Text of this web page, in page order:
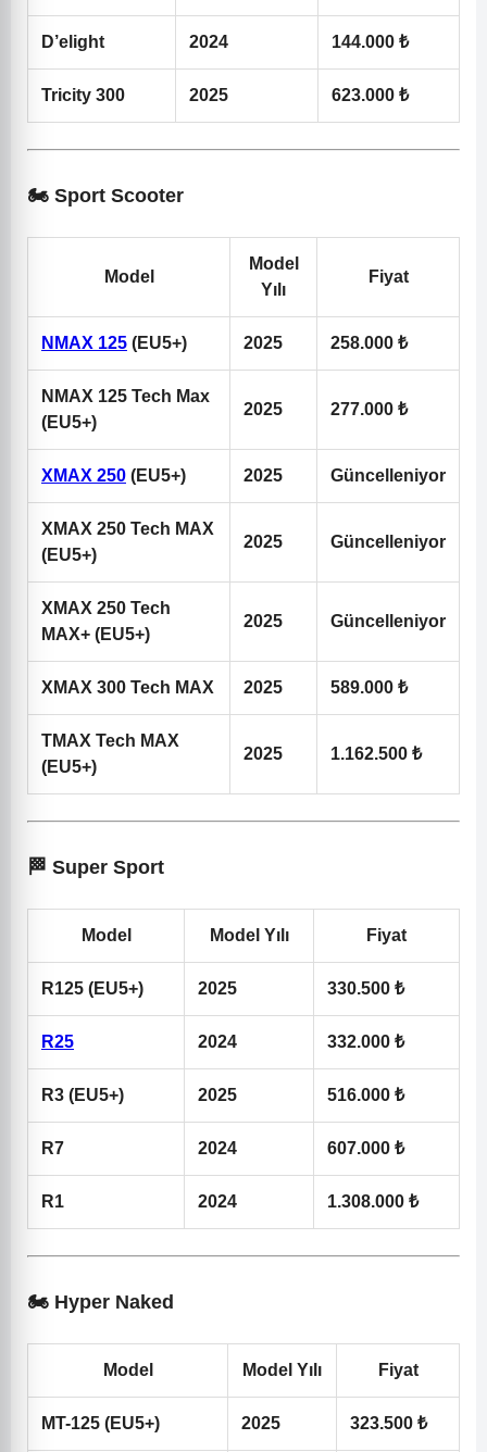
D’elight 2024 144.000 ₺
Tricity 300 2025 623.000 ₺
🏍️ Sport Scooter
Model
Model
Yılı
Fiyat
NMAX 125 (EU5+) 2025 258.000 ₺
NMAX 125 Tech Max
(EU5+)
2025 277.000 ₺
XMAX 250 (EU5+) 2025 Güncelleniyor
XMAX 250 Tech MAX
(EU5+)
2025 Güncelleniyor
XMAX 250 Tech
MAX+ (EU5+)
2025 Güncelleniyor
XMAX 300 Tech MAX 2025 589.000 ₺
TMAX Tech MAX
(EU5+)
2025 1.162.500 ₺
🏁 Super Sport
Model Model Yılı Fiyat
R125 (EU5+) 2025 330.500 ₺
R25 2024 332.000 ₺
R3 (EU5+) 2025 516.000 ₺
R7 2024 607.000 ₺
R1 2024 1.308.000 ₺
🏍️ Hyper Naked
Model Model Yılı Fiyat
MT-125 (EU5+) 2025 323.500 ₺